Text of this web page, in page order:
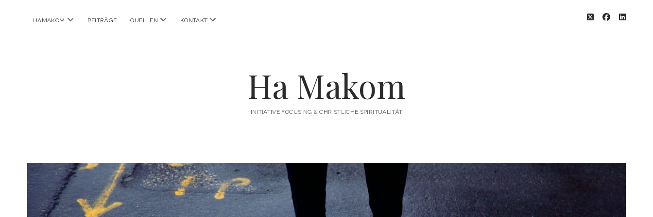
HAMAKOM Menü
BEITRÄGE QUELLEN Menü
KONTAKT Menü
twitterfacebook
linkedin
Ha Makom
INITIATIVE FOCUSING & CHRISTLICHE SPIRITUALITÄT